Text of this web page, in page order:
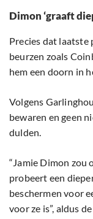
Dimon ‘graaft
Precies dat
beurzen zoals
hem een doorn in
Volgens
bewaren en geen
dulden.
“Jamie Dimon zou
probeert een
beschermen voor
voor ze is”, aldus